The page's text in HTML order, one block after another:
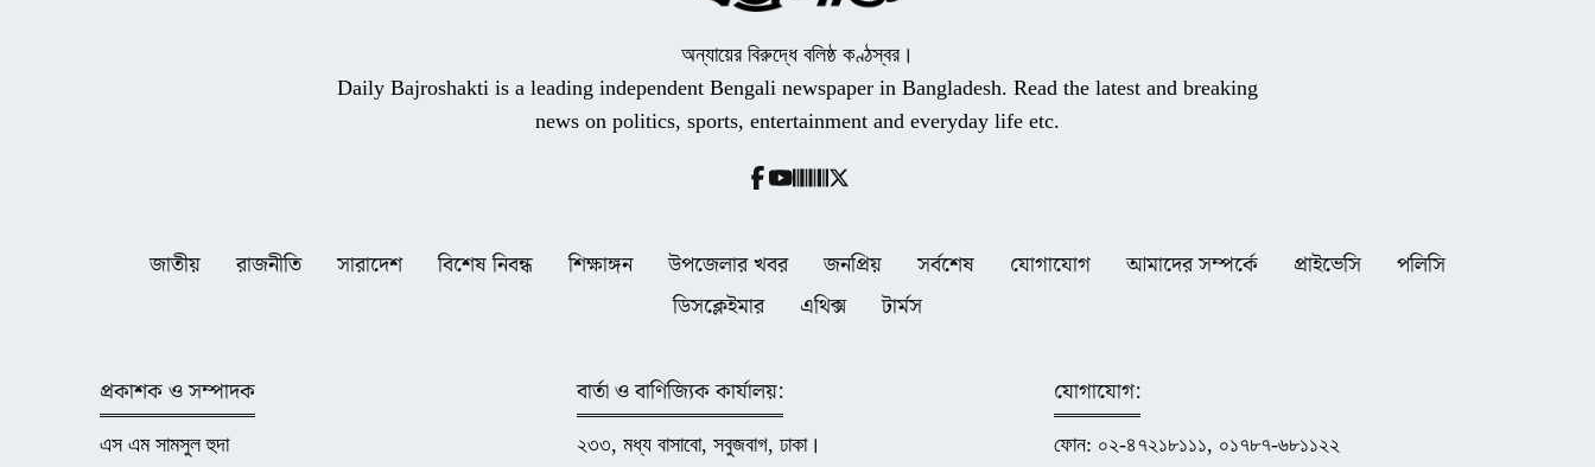
অন্যায়ের বিরুদ্ধে বলিষ্ঠ কণ্ঠস্বর।
Daily Bajroshakti is a leading independent Bengali newspaper in Bangladesh. Read the latest and breaking
news on politics, sports, entertainment and everyday life etc.
জাতীয় রাজনীতি সারাদেশ বিশেষ নিবন্ধ শিক্ষাঙ্গন উপজেলার খবর জনপ্রিয় সর্বশেষ যোগাযোগ আমাদের সম্পর্কে প্রাইভেসি
পলিসি
ডিসক্লেইমার
এথিক্স টার্মস
প্রকাশক ও সম্পাদক
এস এম সামসুল হুদা
বার্তা ও বাণিজ্যিক কার্যালয়:
২৩৩, মধ্য বাসাবো, সবুজবাগ, ঢাকা।
যোগাযোগ:
ফোন: ০২-৪৭২১৮১১১, ০১৭৮৭-৬৮১১২২